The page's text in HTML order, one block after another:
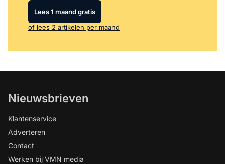
Lees 1 maand gratis
of lees 2 artikelen per maand
Nieuwsbrieven
Klantenservice
Adverteren
Contact
Werken bij VMN media